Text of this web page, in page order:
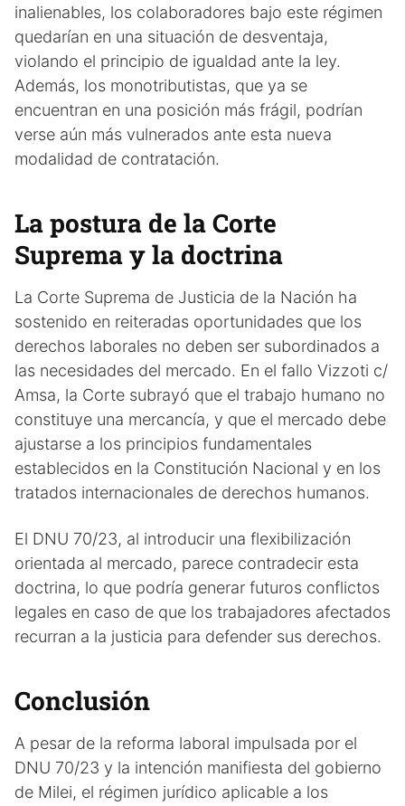
inalienables, los colaboradores bajo este régimen
quedarían en una situación de desventaja,
violando el principio de igualdad ante la ley.
Además, los monotributistas, que ya se
encuentran en una posición más frágil, podrían
verse aún más vulnerados ante esta nueva
modalidad de contratación.
La postura de la Corte
Suprema y la doctrina
La Corte Suprema de Justicia de la Nación ha
sostenido en reiteradas oportunidades que los
derechos laborales no deben ser subordinados a
las necesidades del mercado. En el fallo Vizzoti c/
Amsa, la Corte subrayó que el trabajo humano no
constituye una mercancía, y que el mercado debe
ajustarse a los principios fundamentales
establecidos en la Constitución Nacional y en los
tratados internacionales de derechos humanos.
El DNU 70/23, al introducir una flexibilización
orientada al mercado, parece contradecir esta
doctrina, lo que podría generar futuros conflictos
legales en caso de que los trabajadores afectados
recurran a la justicia para defender sus derechos.
Conclusión
A pesar de la reforma laboral impulsada por el
DNU 70/23 y la intención manifiesta del gobierno
de Milei, el régimen jurídico aplicable a los